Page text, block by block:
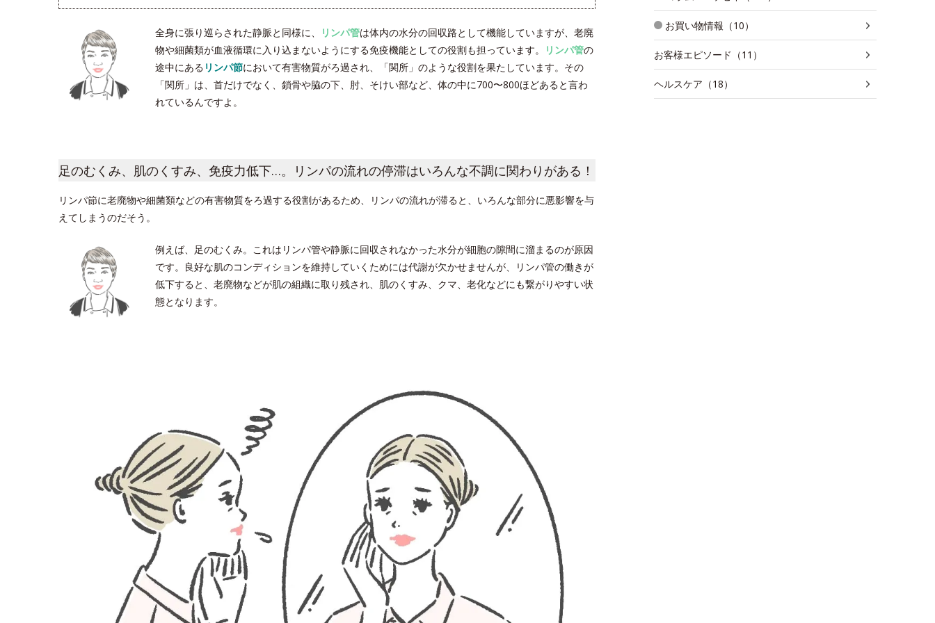
全身に張り巡らされた静脈と同様に、 リンパ管は体内の水分の回収路として機能していますが、老廃
物や細菌類が血液循環に入り込まないようにする免疫機能としての役割も担っています。
リンパ管の
途中にある リンパ節において有害物質がろ過され、「関所」のような役割を果たしています。その
「関所」は、首だけでなく、鎖骨や脇の下、肘、そけい部など、体の中に700〜800ほどあると言わ
れているんですよ。
足のむくみ、肌のくすみ、免疫力低下…。リンパの流れの停滞はいろんな不調に関わりがある！
リンパ節に老廃物や細菌類などの有害物質をろ過する役割があるため、リンパの流れが滞ると、いろんな部分に悪影響を与
えてしまうのだそう。
例えば、足のむくみ。これはリンパ管や静脈に回収されなかった水分が細胞の隙間に溜まるのが原因
です。良好な肌のコンディションを維持していくためには代謝が欠かせませんが、リンパ管の働きが
低下すると、老廃物などが肌の組織に取り残され、肌のくすみ、クマ、老化などにも繋がりやすい状
態となります。
お買い物情報（10）
お客様エピソード（11）
ヘルスケア（18）